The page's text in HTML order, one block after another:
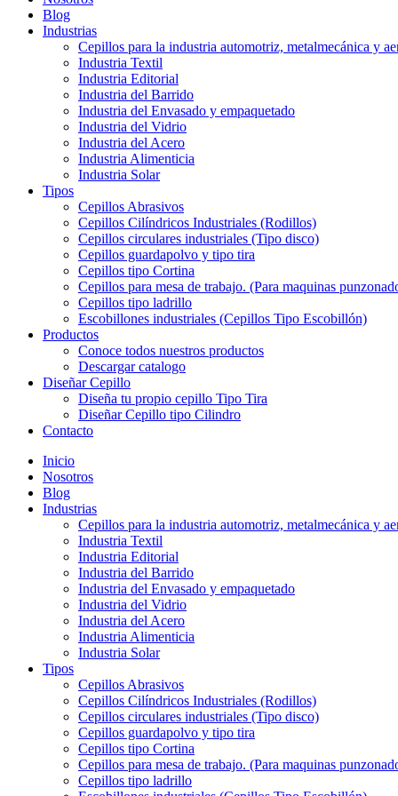
Blog
Industrias
Cepillos para la industria automotriz, metalmecánica y
Industria Textil
Industria Editorial
Industria del Barrido
Industria del Envasado y empaquetado
Industria del Vidrio
Industria del Acero
Industria Alimenticia
Industria Solar
Tipos
Cepillos Abrasivos
Cepillos Cilíndricos Industriales (Rodillos)
Cepillos circulares industriales (Tipo disco)
Cepillos guardapolvo y tipo tira
Cepillos tipo Cortina
Cepillos para mesa de trabajo. (Para maquinas
Cepillos tipo ladrillo
Escobillones industriales (Cepillos Tipo Escobillón)
Productos
Conoce todos nuestros productos
Descargar catalogo
Diseñar Cepillo
Diseña tu propio cepillo Tipo Tira
Diseñar Cepillo tipo Cilindro
Contacto
Inicio
Nosotros
Blog
Industrias
Cepillos para la industria automotriz, metalmecánica y
Industria Textil
Industria Editorial
Industria del Barrido
Industria del Envasado y empaquetado
Industria del Vidrio
Industria del Acero
Industria Alimenticia
Industria Solar
Tipos
Cepillos Abrasivos
Cepillos Cilíndricos Industriales (Rodillos)
Cepillos circulares industriales (Tipo disco)
Cepillos guardapolvo y tipo tira
Cepillos tipo Cortina
Cepillos para mesa de trabajo. (Para maquinas
Cepillos tipo ladrillo